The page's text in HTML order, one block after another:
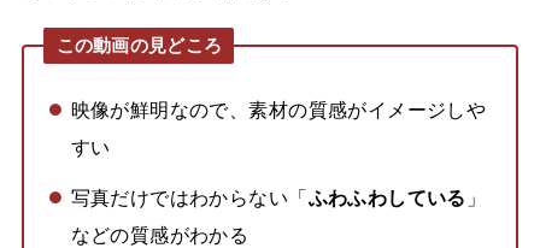
この動画の見どころ
映像が鮮明なので、素材の質感がイメージしや
すい
写真だけではわからない「ふわふわしている 」
などの質感がわかる